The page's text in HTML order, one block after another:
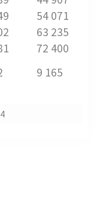
54 071
63 235
72 400
9 165